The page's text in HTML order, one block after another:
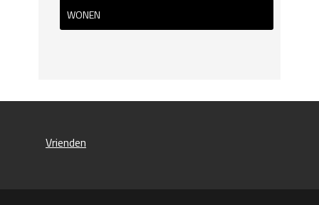
WONEN
Vrienden